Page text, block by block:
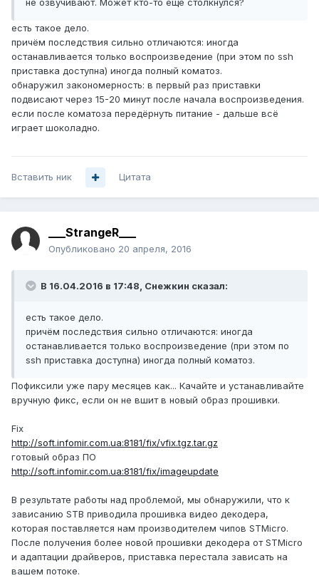
не озвучивают. Может кто-то еще столкнулся?
есть такое дело.
причём последствия сильно отличаются: иногда
останавливается только воспроизведение (при этом по ssh
приставка доступна) иногда полный коматоз.
обнаружил закономерность: в первый раз приставки
подвисают через 15-20 минут после начала воспроизведения.
если после коматоза передёрнуть питание - дальше всё
играет шоколадно.
Вставить ник Цитата
___StrangeR___
Опубликовано 20 апреля, 2016
В 16.04.2016 в 17:48, Снежкин сказал:
есть такое дело.
причём последствия сильно отличаются: иногда
останавливается только воспроизведение (при этом по
ssh приставка доступна) иногда полный коматоз.
Пофиксили уже пару месяцев как... Качайте и устанавливайте
вручную фикс, если он не вшит в новый образ прошивки.
Fix
http://soft.infomir.com.ua:8181/fix/vfix.tgz.tar.gz
готовый образ ПО
http://soft.infomir.com.ua:8181/fix/imageupdate
В результате работы над проблемой, мы обнаружили, что к
зависанию STB приводила прошивка видео декодера,
которая поставляется нам производителем чипов STMicro.
После получения более новой прошивки декодера от STMicro
и адаптации драйверов, приставка перестала зависать на
вашем потоке.